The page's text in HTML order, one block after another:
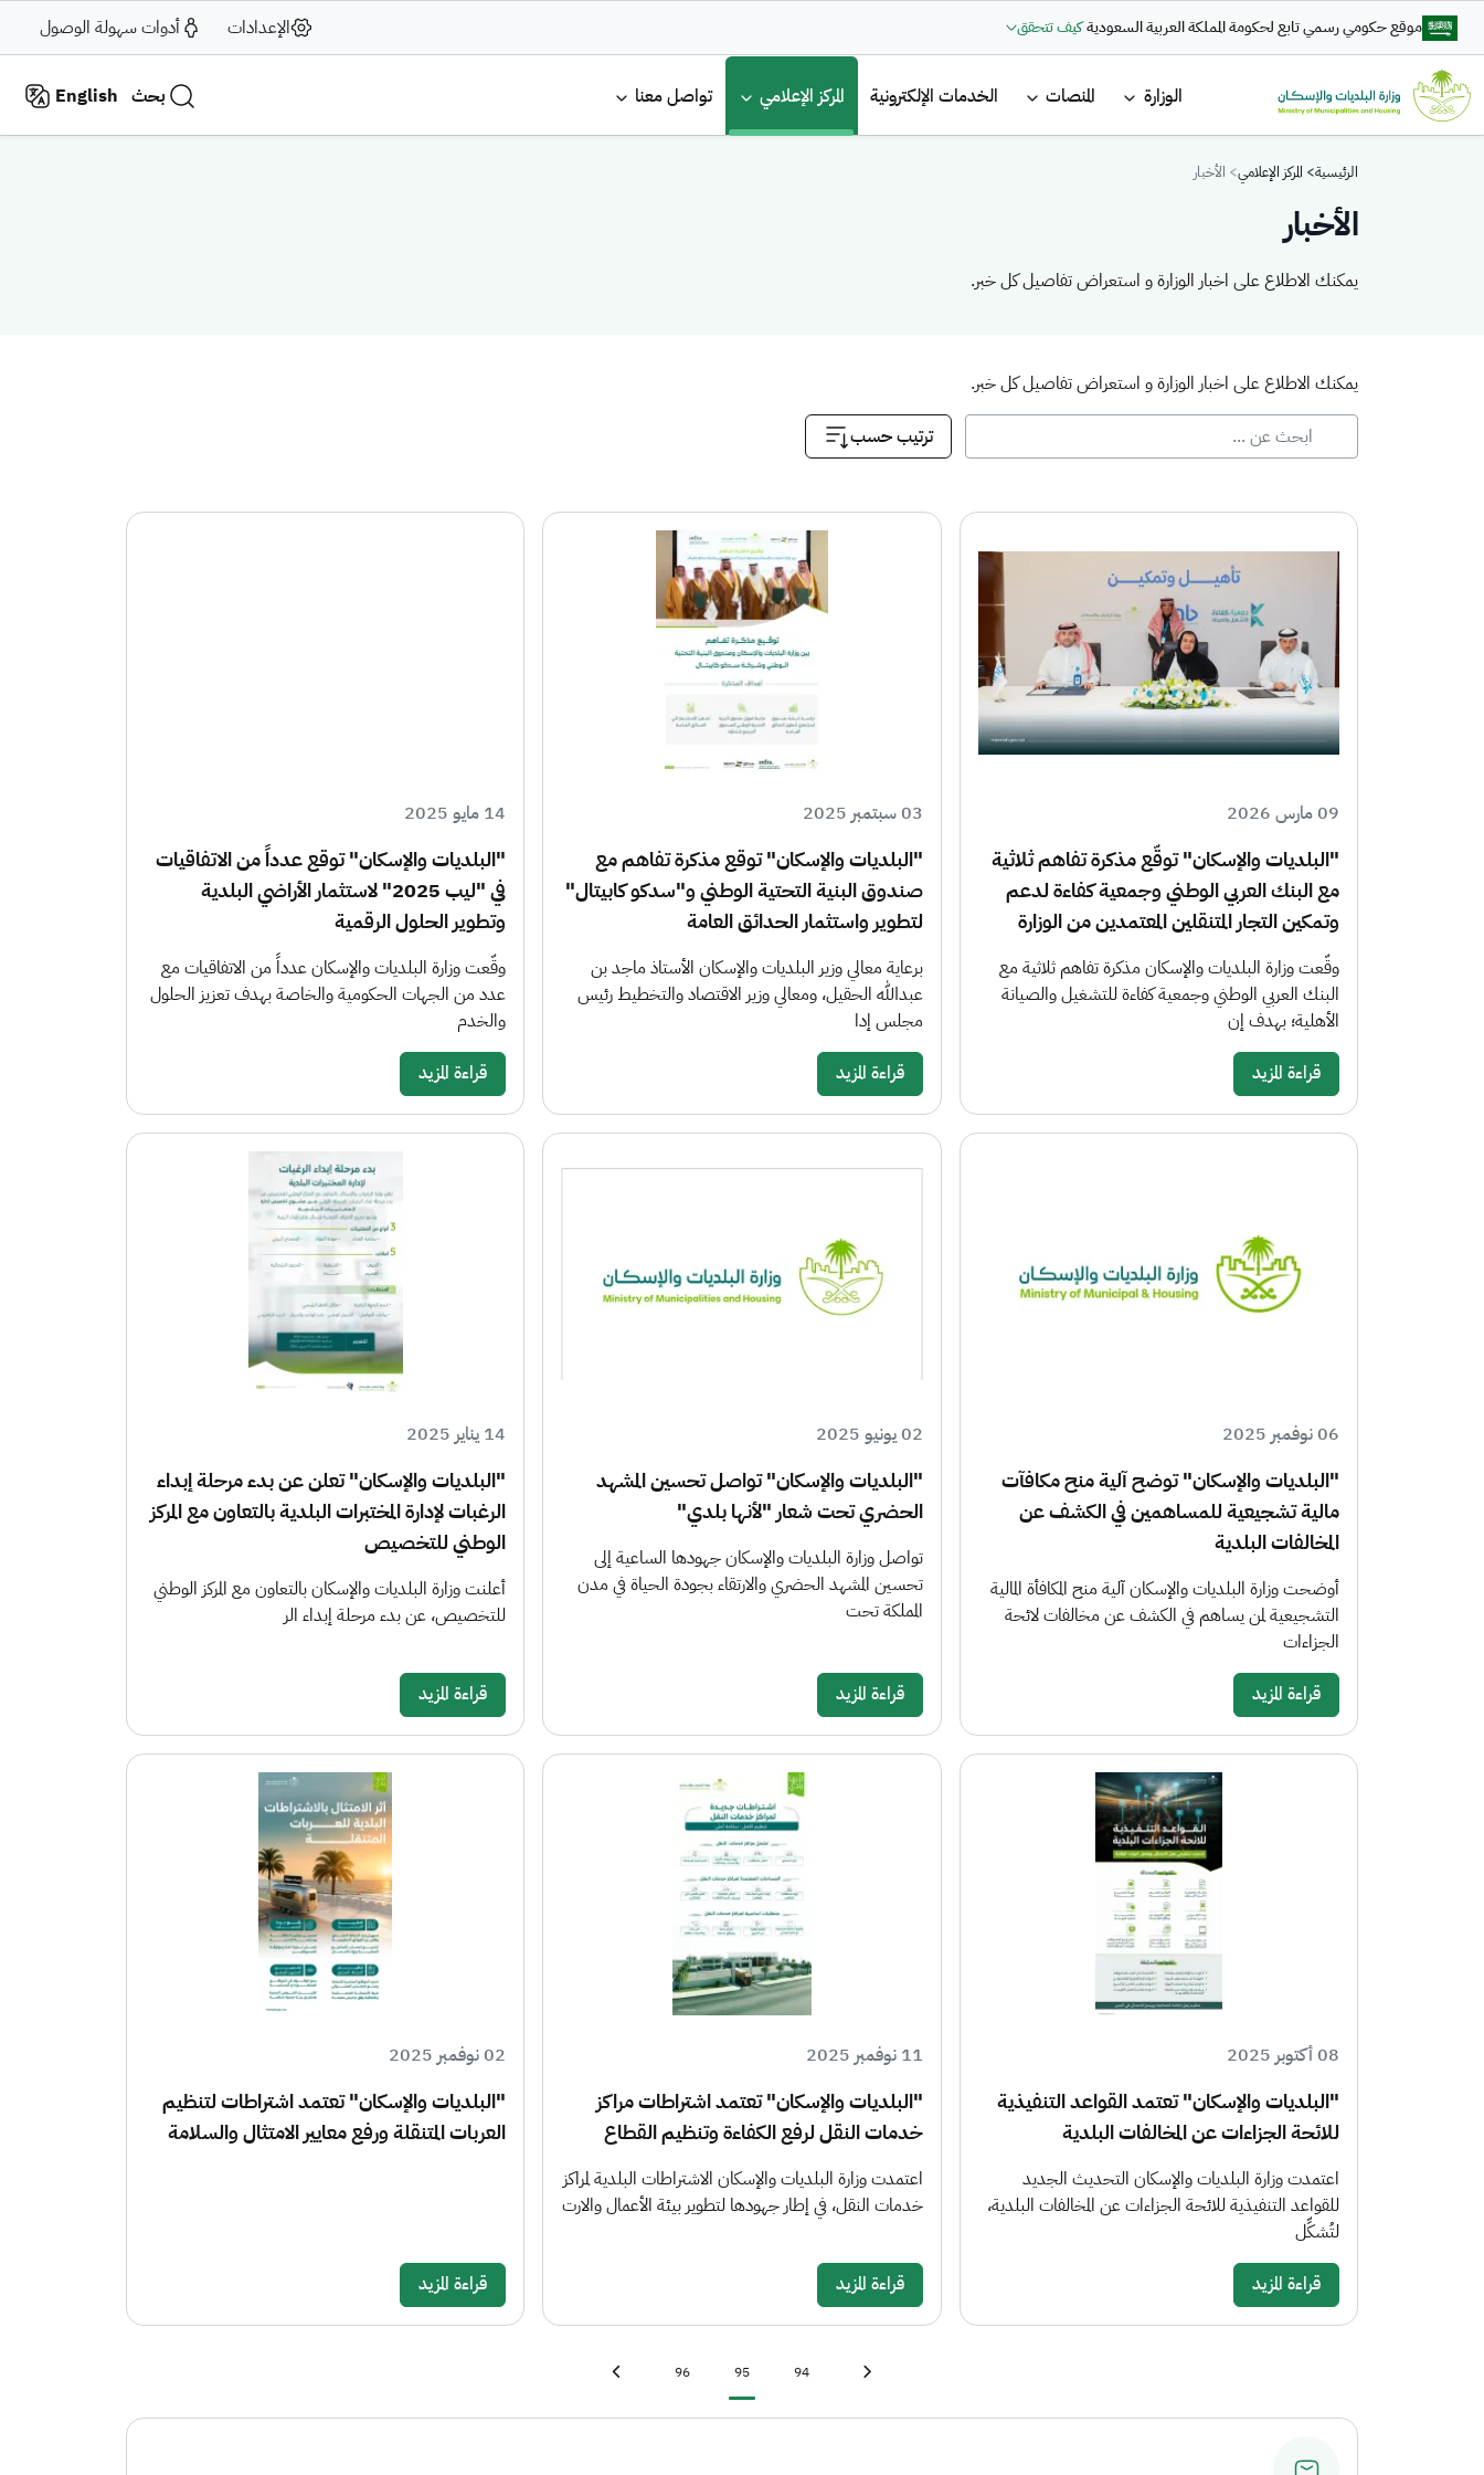
تجاوز إلى المحتوى الرئيسي
موقع حكومي رسمي تابع لحكومة المملكة العربية السعوديةكيف تتحقق الإعدادات أدوات سهولة الوصول
القائمة الرئيسية
الوزارة المنصات الخدمات الإلكترونية المركز الإعلامي تواصل معنا بحث English
Breadcrumb
الرئيسية المركز الإعلامي الأخبار
الأخبار
يمكنك الاطلاع على اخبار الوزارة و استعراض تفاصيل كل خبر.
يمكنك الاطلاع على اخبار الوزارة و استعراض تفاصيل كل خبر.
ترتيب حسب
09 مارس 2026
"البلديات والإسكان" توقّع مذكرة تفاهم ثلاثية
مع البنك العربي الوطني وجمعية كفاءة لدعم
وتمكين التجار المتنقلين المعتمدين من الوزارة
وقّعت وزارة البلديات والإسكان مذكرة تفاهم ثلاثية مع
البنك العربي الوطني وجمعية كفاءة للتشغيل والصيانة
الأهلية؛ بهدف إن
قراءة المزيد
03 سبتمبر 2025
"البلديات والإسكان" توقع مذكرة تفاهم مع
صندوق البنية التحتية الوطني و"سدكو كابيتال"
لتطوير واستثمار الحدائق العامة
برعاية معالي وزير البلديات والإسكان الأستاذ ماجد بن
عبدالله الحقيل، ومعالي وزير الاقتصاد والتخطيط رئيس
مجلس إدا
قراءة المزيد
14 مايو 2025
"البلديات والإسكان" توقع عدداً من الاتفاقيات
في "ليب 2025" لاستثمار الأراضي البلدية
وتطوير الحلول الرقمية
وقّعت وزارة البلديات والإسكان عدداً من الاتفاقيات مع
عدد من الجهات الحكومية والخاصة بهدف تعزيز الحلول
والخدم
قراءة المزيد
06 نوفمبر 2025
"البلديات والإسكان" توضح آلية منح مكافآت
مالية تشجيعية للمساهمين في الكشف عن
المخالفات البلدية
أوضحت وزارة البلديات والإسكان آلية منح المكافأة المالية
التشجيعية لمن يساهم في الكشف عن مخالفات لائحة
الجزاءات
قراءة المزيد
02 يونيو 2025
"البلديات والإسكان" تواصل تحسين المشهد
الحضري تحت شعار "لأنها بلدي"
تواصل وزارة البلديات والإسكان جهودها الساعية إلى
تحسين المشهد الحضري والارتقاء بجودة الحياة في مدن
المملكة تحت
قراءة المزيد
14 يناير 2025
"البلديات والإسكان" تعلن عن بدء مرحلة إبداء
الرغبات لإدارة المختبرات البلدية بالتعاون مع المركز
الوطني للتخصيص
أعلنت وزارة البلديات والإسكان بالتعاون مع المركز الوطني
للتخصيص، عن بدء مرحلة إبداء الر
قراءة المزيد
08 أكتوبر 2025
"البلديات والإسكان" تعتمد القواعد التنفيذية
للائحة الجزاءات عن المخالفات البلدية
اعتمدت وزارة البلديات والإسكان التحديث الجديد
للقواعد التنفيذية للائحة الجزاءات عن المخالفات البلدية،
لتُشكِّل
قراءة المزيد
11 نوفمبر 2025
"البلديات والإسكان" تعتمد اشتراطات مراكز
خدمات النقل لرفع الكفاءة وتنظيم القطاع
اعتمدت وزارة البلديات والإسكان الاشتراطات البلدية لمراكز
خدمات النقل، في إطار جهودها لتطوير بيئة الأعمال والارت
قراءة المزيد
02 نوفمبر 2025
"البلديات والإسكان" تعتمد اشتراطات لتنظيم
العربات المتنقلة ورفع معايير الامتثال والسلامة
قراءة المزيد
First page
Page
94
Current page
95
Page
96